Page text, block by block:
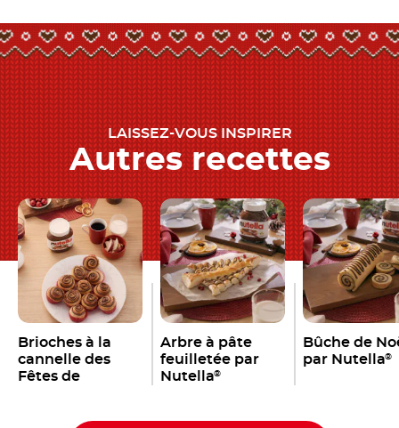
LAISSEZ-VOUS INSPIRER
Autres recettes
Brioches à la
cannelle des
Fêtes de
Arbre à pâte
feuilletée par
Nutella®
Bûche de
par Nutella®